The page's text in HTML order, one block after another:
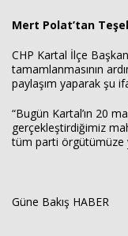
Mert Polat’tan
CHP Kartal İlçe
tamamlanmasının
paylaşım yaparak şu
“Bugün Kartal’ın 20
gerçekleştirdiğimiz
tüm parti örgütümüze
Güne Bakış HABER